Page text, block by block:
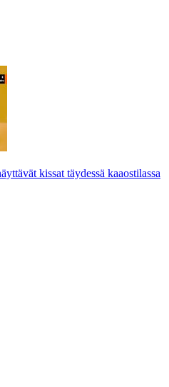
kissat täydessä kaaostilassa